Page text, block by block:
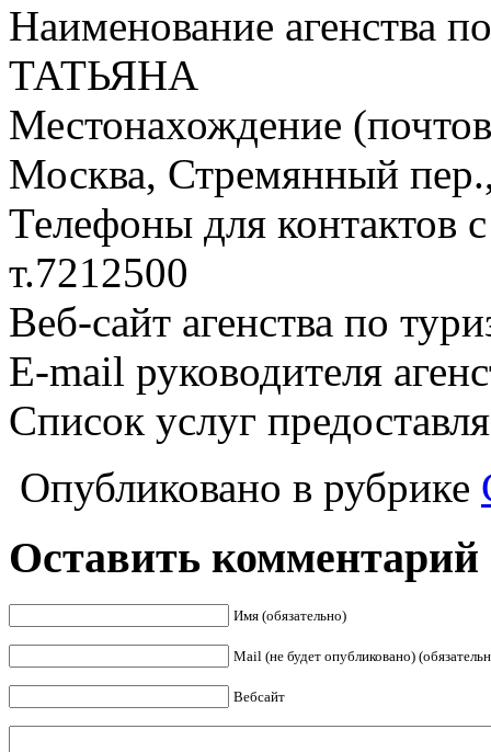
Наименование агенства
ТАТЬЯНА
Местонахождение
Москва, Стремянный
Телефоны для контактов
т.7212500
Веб-сайт агенства по
E-mail руководителя
Список услуг
Опубликовано в рубрике
Оставить комментарий
Имя (обязательно)
Mail (не будет опубликовано)
Вебсайт